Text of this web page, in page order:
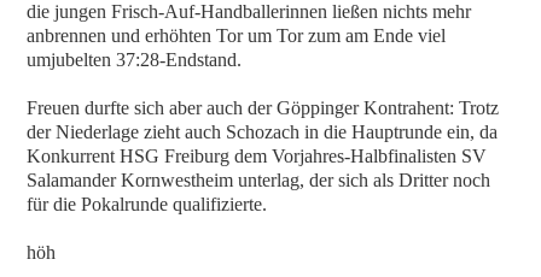
die jungen Frisch-Auf-Handballerinnen ließen nichts mehr
anbrennen und erhöhten Tor um Tor zum am Ende viel
umjubelten 37:28-Endstand.
Freuen durfte sich aber auch der Göppinger Kontrahent: Trotz
der Niederlage zieht auch Schozach in die Hauptrunde ein, da
Konkurrent HSG Freiburg dem Vorjahres-Halbfinalisten SV
Salamander Kornwestheim unterlag, der sich als Dritter noch
für die Pokalrunde qualifizierte.
höh